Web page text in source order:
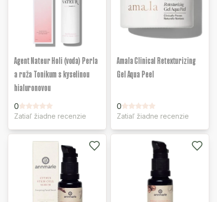
Agent Nateur Holi (voda) Perla
a ruža Tonikum s kyselinou
hialuronovou
0
Zatiaľ žiadne recenzie
Amala Clinical Retexturizing
Gel Aqua Peel
0
Zatiaľ žiadne recenzie